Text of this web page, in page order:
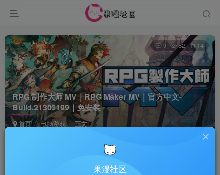
RPG 制作大师 MV｜RPG Maker MV｜官方中文-
Build.21303199｜免安装
首页 电脑游戏 正文
0 82 14
果漫社区